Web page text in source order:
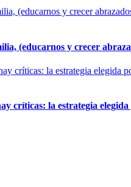
(educarnos y crecer
críticas: la estrategia